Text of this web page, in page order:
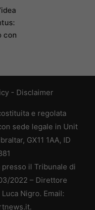
con
- Disclaimer
e regolata
sede legale in Unit
GX11 1AA, ID
il Tribunale di
2022 – Direttore
Nigro. Email: